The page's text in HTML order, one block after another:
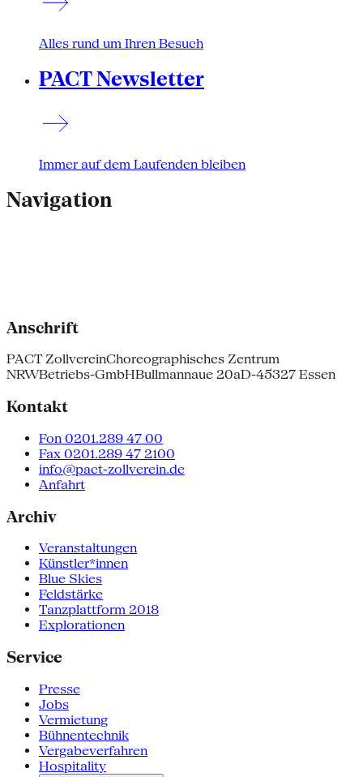
Alles rund um Ihren Besuch
PACT Newsletter
Immer auf dem Laufenden bleiben
Navigation
Anschrift
PACT ZollvereinChoreographisches Zentrum
NRWBetriebs-GmbHBullmannaue 20aD-45327 Essen
Kontakt
Fon 0201.289 47 00
Fax 0201.289 47 2100
info@pact-zollverein.de
Anfahrt
Archiv
Veranstaltungen
Künstler*innen
Blue Skies
Feldstärke
Tanzplattform 2018
Explorationen
Service
Presse
Jobs
Vermietung
Bühnentechnik
Vergabeverfahren
Hospitality